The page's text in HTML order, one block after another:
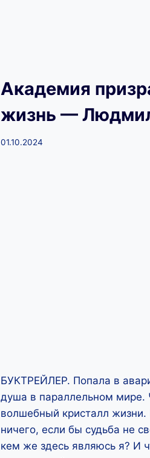
Академия
жизнь —
01.10.2024
БУКТРЕЙЛЕР. Попала в
душа в параллельном мире.
волшебный кристалл
ничего, если бы судьба не
кем же здесь являюсь я? И